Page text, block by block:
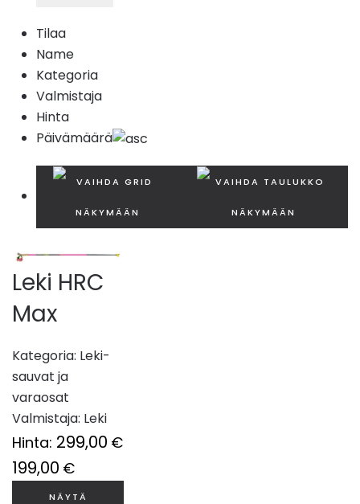
Tilaa
Name
Kategoria
Valmistaja
Hinta
Päivämäärä
Leki HRC
Max
Kategoria: Leki-
sauvat ja
varaosat
Valmistaja: Leki
Hinta: 299,00 €
199,00 €
NÄYTÄ